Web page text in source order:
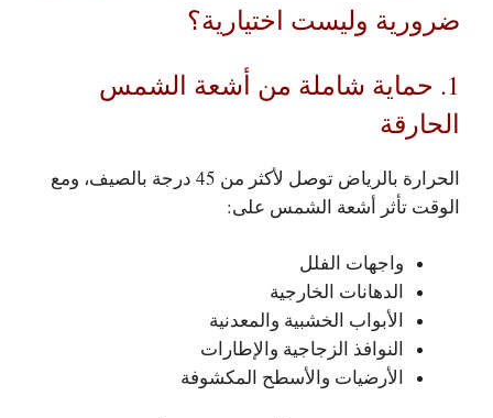
ضرورية وليست اختيارية؟
1. حماية شاملة من أشعة الشمس
الحارقة
الحرارة بالرياض توصل لأكثر من 45 درجة بالصيف، ومع
الوقت تأثر أشعة الشمس على:
واجهات الفلل
الدهانات الخارجية
الأبواب الخشبية والمعدنية
النوافذ الزجاجية والإطارات
الأرضيات والأسطح المكشوفة